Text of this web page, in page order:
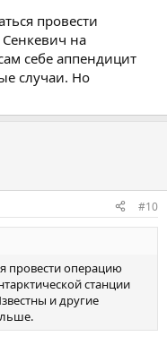
провести
на
себе аппендицит
случаи. Но
#10
провести операцию
станции
и другие